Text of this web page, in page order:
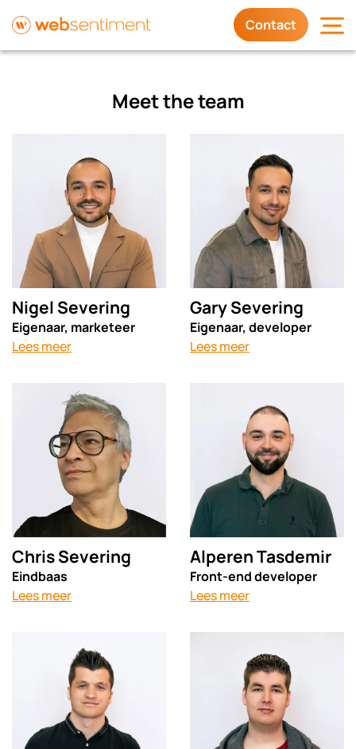
Trots op
Contact
Contact
Meet theteam
Nigel Severing
Eigenaar, marketeer
Lees meer
Gary Severing
Eigenaar, developer
Lees meer
Chris Severing
Eindbaas
Lees meer
Alperen Tasdemir
Front-end developer
Lees meer